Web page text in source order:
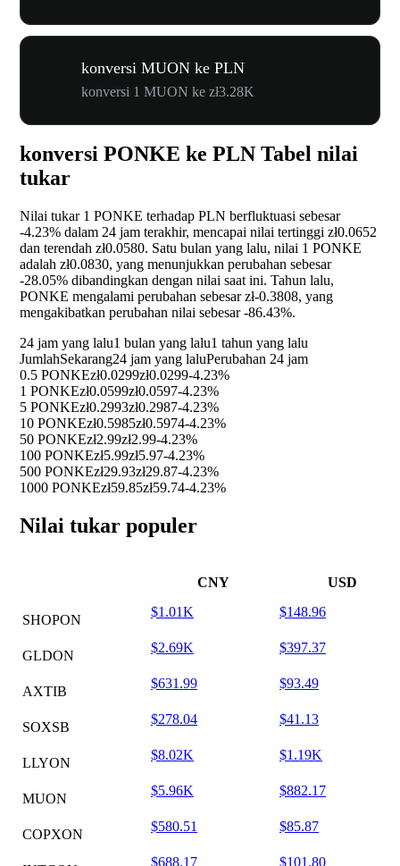
konversi MUON ke PLN
konversi 1 MUON ke zł3.28K
konversi PONKE ke PLN Tabel nilai
tukar
Nilai tukar 1 PONKE terhadap PLN berfluktuasi sebesar
-4.23% dalam 24 jam terakhir, mencapai nilai tertinggi zł0.0652
dan terendah zł0.0580. Satu bulan yang lalu, nilai 1 PONKE
adalah zł0.0830, yang menunjukkan perubahan sebesar
-28.05% dibandingkan dengan nilai saat ini. Tahun lalu,
PONKE mengalami perubahan sebesar zł-0.3808, yang
mengakibatkan perubahan nilai sebesar-86.43%.
24 jam yang lalu1 bulan yang lalu1 tahun yang lalu
JumlahSekarang24 jam yang laluPerubahan 24 jam
0.5 PONKEzł0.0299zł0.0299-4.23%
1 PONKEzł0.0599zł0.0597-4.23%
5 PONKEzł0.2993zł0.2987-4.23%
10 PONKEzł0.5985zł0.5974-4.23%
50 PONKEzł2.99zł2.99-4.23%
100 PONKEzł5.99zł5.97-4.23%
500 PONKEzł29.93zł29.87-4.23%
1000 PONKEzł59.85zł59.74-4.23%
Nilai tukar populer
CNY USD
SHOPON
$1.01K $148.96
GLDON
$2.69K $397.37
AXTIB
$631.99 $93.49
SOXSB
$278.04 $41.13
LLYON
$8.02K $1.19K
MUON
$5.96K $882.17
COPXON
$580.51 $85.87
$688.17 $101.80